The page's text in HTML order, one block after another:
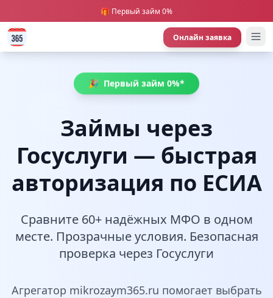
🎁 Первый займ 0%
Онлайн заявка
🎉 Первый займ 0%*
Займы через
Госуслуги — быстрая
авторизация по ЕСИА
Сравните 60+ надёжных МФО в одном
месте. Прозрачные условия. Безопасная
проверка через Госуслуги
Агрегатор mikrozaym365.ru помогает выбрать